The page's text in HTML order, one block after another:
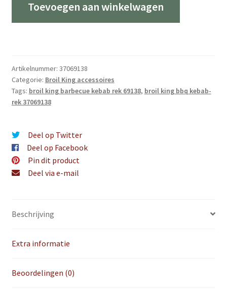
spiesen
aantal
Toevoegen aan winkelwagen
Artikelnummer: 37069138
Categorie: Broil King accessoires
Tags: broil king barbecue kebab rek 69138, broil king bbq kebab-
rek 37069138
Deel op Twitter
Deel op Facebook
Pin dit product
Deel via e-mail
Beschrijving
Extra informatie
Beoordelingen (0)